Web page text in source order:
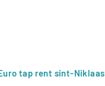
tap rent sint-Niklaas